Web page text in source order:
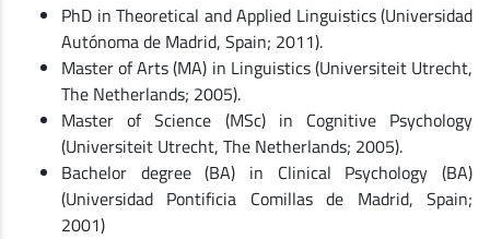
PhD in Theoretical and Applied Linguistics (Universidad
Autónoma de Madrid, Spain; 2011).
Master of Arts (MA) in Linguistics (Universiteit Utrecht,
The Netherlands; 2005).
Master of Science (MSc) in Cognitive Psychology
(Universiteit Utrecht, The Netherlands; 2005).
Bachelor degree (BA) in Clinical Psychology (BA)
(Universidad Pontificia Comillas de Madrid, Spain;
2001)